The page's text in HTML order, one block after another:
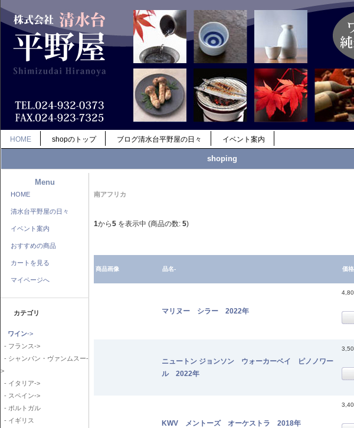
HOME shopのトップ ブログ清水台平野屋の日々 イベント案内
shoping
Menu
HOME
清水台平野屋の日々
イベント案内
おすすめの商品
カートを見る
マイページへ
カテゴリ
ワイン->
- フランス->
- シャンパン・ヴァンムスー-
>
- イタリア->
- スペイン->
- ポルトガル
- イギリス
南アフリカ
1から5 を表示中 (商品の数: 5)
商品画像 品名- 価格
マリヌー シラー 2022年
ニュートン ジョンソン ウォーカーベイ ピノノワー
ル 2022年
KWV メントーズ オーケストラ 2018年